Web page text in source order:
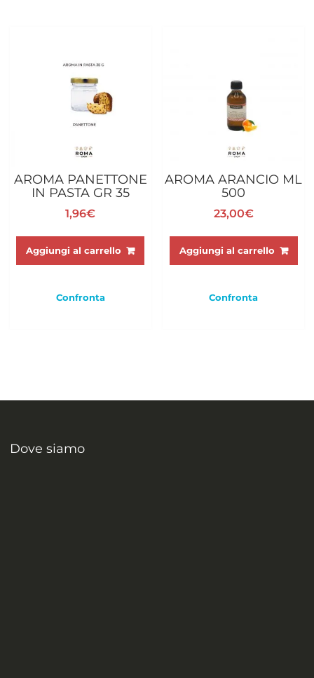
AROMA PANETTONE
IN PASTA GR 35
1,96€
Aggiungi al carrello
Confronta
AROMA ARANCIO ML
500
23,00€
Aggiungi al carrello
Confronta
Dove siamo